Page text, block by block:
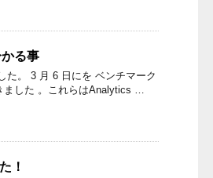
る事
た。 3 月 6 日にを ベンチマーク
ました 。これらはAnalytics …
！